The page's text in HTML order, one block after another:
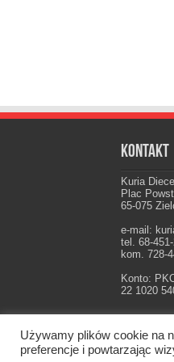
Kontakt
Kuria
Plac
65-075
e-mail:
tel. 68-
kom. 728-
Konto:
22 1020
Używamy plików cookie na
preferencje i powtarzając